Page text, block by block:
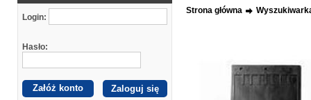
Login:
Hasło:
Załóż konto
Strona główna